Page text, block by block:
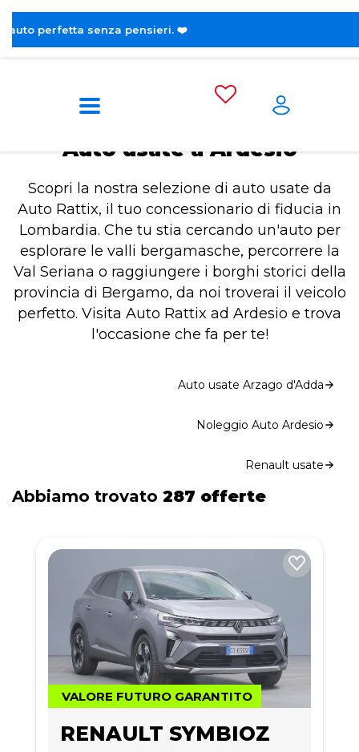
Home Auto usate a Ardesio
Auto usate a Ardesio
Scopri la nostra selezione di auto usate da
Auto Rattix, il tuo concessionario di fiducia in
Lombardia. Che tu stia cercando un'auto per
esplorare le valli bergamasche, percorrere la
Val Seriana o raggiungere i borghi storici della
provincia di Bergamo, da noi troverai il veicolo
perfetto. Visita Auto Rattix ad Ardesio e trova
l'occasione che fa per te!
Auto usate Arzago d'Adda
Noleggio Auto Ardesio
Renault usate
Abbiamo trovato 287 offerte
VALORE FUTURO GARANTITO
RENAULT SYMBIOZ